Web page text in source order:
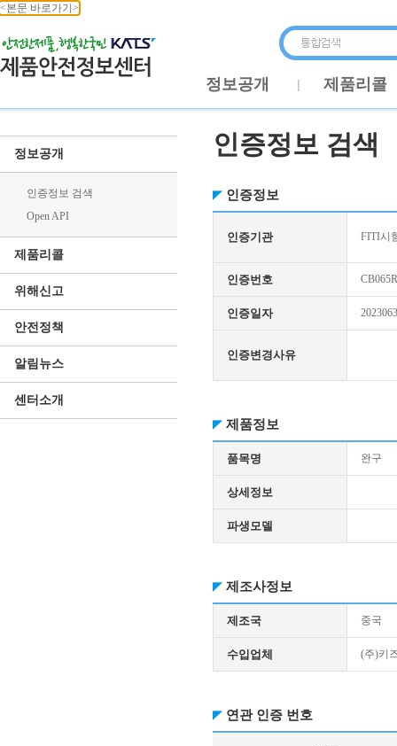
<본문 바로가기>
정보공개 제품리콜
정보공개
인증정보 검색
Open API
제품리콜
위해신고
안전정책
알림뉴스
센터소개
인증정보 검색
인증정보
인증기관 FITI시
인증번호
인증일자
인증변경사유
제품정보
품목명 완구
상세정보
파생모델
제조사정보
제조국 중국
수입업체 (주)키
연관 인증 번호